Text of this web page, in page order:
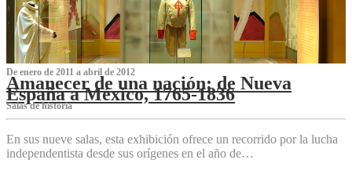
De enero de 2011 a abril de 2012
Amanecer de una nación: de Nueva
España a México, 1765-1836
Salas de historia
En sus nueve salas, esta exhibición ofrece un recorrido por la lucha
independentista desde sus orígenes en el año de…